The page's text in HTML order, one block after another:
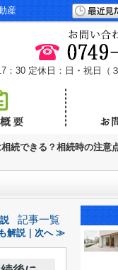
産
：30 定休日：日・祝日（
続できる？相続時の注意
記事一覧
解説｜次へ ≫